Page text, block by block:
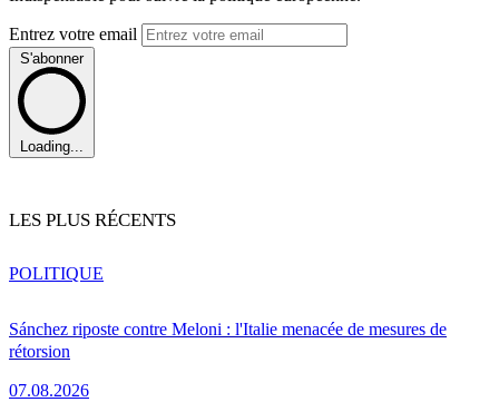
Entrez votre email
S'abonner
Loading...
LES PLUS RÉCENTS
Sánchez riposte contre Meloni : l'Italie menacée de mesures de
rétorsion
07.08.2026
POLITIQUE